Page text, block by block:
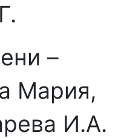
–
Мария,
И.А.